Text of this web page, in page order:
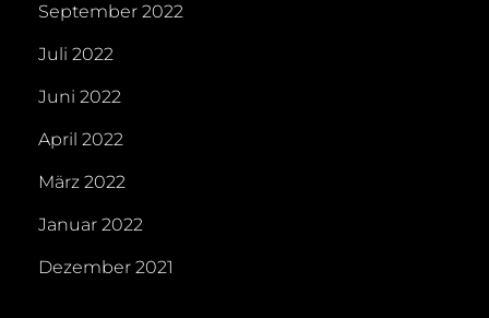
September 2022
Juli 2022
Juni 2022
April 2022
März 2022
Januar 2022
Dezember 2021